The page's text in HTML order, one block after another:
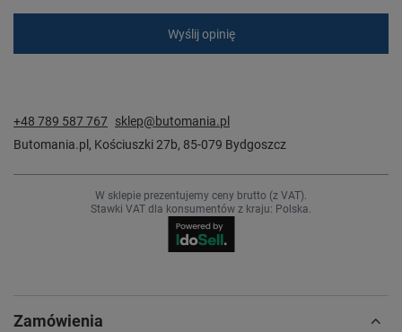
Wyślij opinię
+48 789 587 767 sklep@butomania.pl
Butomania.pl , Kościuszki 27b, 85-079 Bydgoszcz
W sklepie prezentujemy ceny brutto (z VAT).
Stawki VAT dla konsumentów z kraju: Polska.
Zamówienia